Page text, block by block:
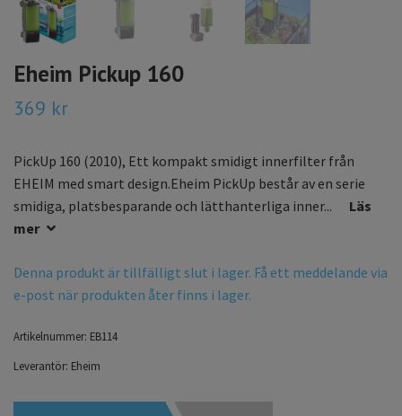
Eheim Pickup 160
369 kr
PickUp 160 (2010), Ett kompakt smidigt innerfilter från
EHEIM med smart design.Eheim PickUp består av en serie
smidiga, platsbesparande och lätthanterliga inner...
Läs
mer
Denna produkt är tillfälligt slut i lager. Få ett meddelande via
e-post när produkten åter finns i lager.
Artikelnummer: EB114
Leverantör: Eheim